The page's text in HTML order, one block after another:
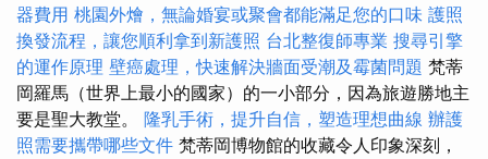
器費用 桃園外燴，無論婚宴或聚會都能滿足您的口味 護照
換發流程，讓您順利拿到新護照 台北整復師專業 搜尋引擎
的運作原理 壁癌處理，快速解決牆面受潮及霉菌問題 梵蒂
岡羅馬（世界上最小的國家）的一小部分，因為旅遊勝地主
要是聖大教堂。 隆乳手術，提升自信，塑造理想曲線 辦護
照需要攜帶哪些文件 梵蒂岡博物館的收藏令人印象深刻，